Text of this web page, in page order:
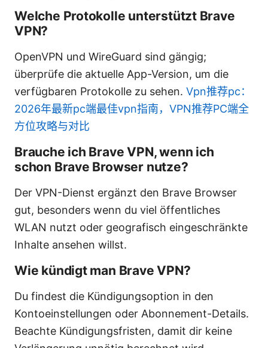
Welche Protokolle unterstützt Brave
VPN?
OpenVPN und WireGuard sind gängig;
überprüfe die aktuelle App-Version, um die
verfügbaren Protokolle zu sehen. Vpn推荐pc：
2026年最新pc端最佳vpn指南，VPN推荐PC端全
方位攻略与对比
Brauche ich Brave VPN, wenn ich
schon Brave Browser nutze?
Der VPN-Dienst ergänzt den Brave Browser
gut, besonders wenn du viel öffentliches
WLAN nutzt oder geografisch eingeschränkte
Inhalte ansehen willst.
Wie kündigt man Brave VPN?
Du findest die Kündigungsoption in den
Kontoeinstellungen oder Abonnement-Details.
Beachte Kündigungsfristen, damit dir keine